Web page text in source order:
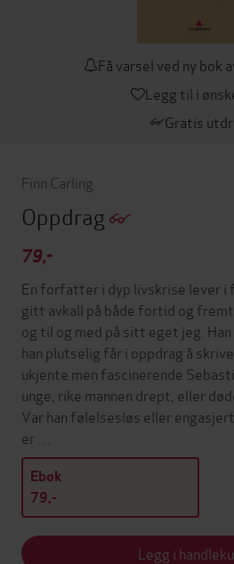
Få varsel ved ny bok
Legg til i
Gratis
Finn Carling
Oppdrag
79,-
En forfatter i dyp livskrise lever i
gitt avkall på både fortid og
og til og med på sitt eget jeg.
han plutselig får i oppdrag å
ukjente men fascinerende
unge, rike mannen drept, eller
Var han følelsesløs eller
er …
Ebok
79,-
Legg i